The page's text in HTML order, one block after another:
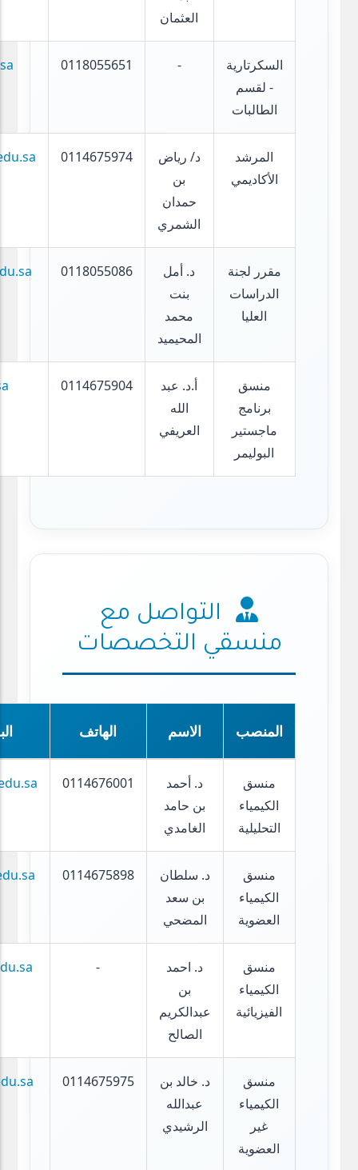
العثمان
السكرتارية
- لقسم
الطالبات
-
0118055651
المرشد
الأكاديمي
د/ رياض
بن
حمدان
الشمري
0114675974
مقرر لجنة
الدراسات
العليا
د. أمل
بنت
محمد
المحيميد
0118055086
منسق
برنامج
ماجستير
البوليمر
أ.د. عبد
الله
العريفي
0114675904
التواصل مع
منسقي التخصصات
المنصب الاسم الهاتف
منسق
الكيمياء
التحليلية
د. أحمد
بن حامد
الغامدي
0114676001
منسق
الكيمياء
العضوية
د. سلطان
بن سعد
المضحي
0114675898
منسق
الكيمياء
الفيزيائية
د. احمد
بن
عبدالكريم
الصالح
-
منسق
الكيمياء
غير
العضوية
د. خالد بن
عبدالله
الرشيدي
0114675975